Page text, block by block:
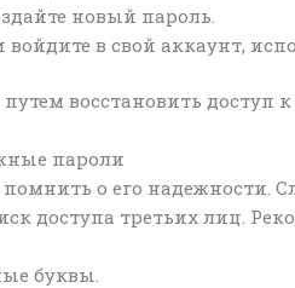
новый пароль.
в свой аккаунт,
восстановить доступ
пароли
о его надежности.
доступа третьих лиц.
буквы.